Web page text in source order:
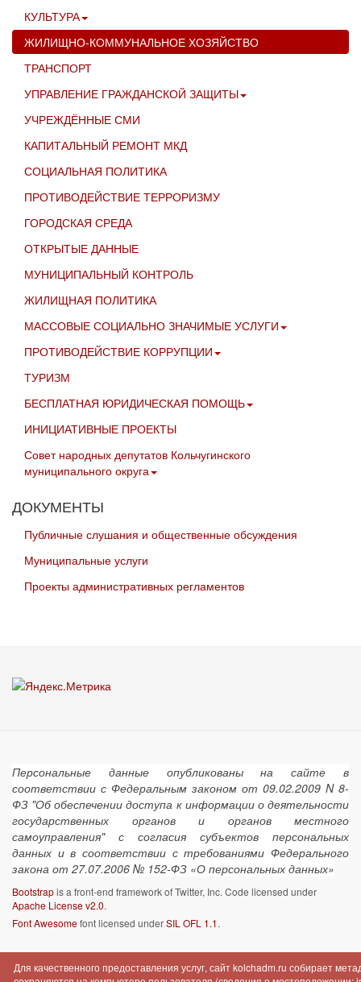
КУЛЬТУРА
ЖИЛИЩНО-КОММУНАЛЬНОЕ ХОЗЯЙСТВО
ТРАНСПОРТ
УПРАВЛЕНИЕ ГРАЖДАНСКОЙ ЗАЩИТЫ
УЧРЕЖДЁННЫЕ СМИ
КАПИТАЛЬНЫЙ РЕМОНТ МКД
СОЦИАЛЬНАЯ ПОЛИТИКА
ПРОТИВОДЕЙСТВИЕ ТЕРРОРИЗМУ
ГОРОДСКАЯ СРЕДА
ОТКРЫТЫЕ ДАННЫЕ
МУНИЦИПАЛЬНЫЙ КОНТРОЛЬ
ЖИЛИЩНАЯ ПОЛИТИКА
МАССОВЫЕ СОЦИАЛЬНО ЗНАЧИМЫЕ УСЛУГИ
ПРОТИВОДЕЙСТВИЕ КОРРУПЦИИ
ТУРИЗМ
БЕСПЛАТНАЯ ЮРИДИЧЕСКАЯ ПОМОЩЬ
ИНИЦИАТИВНЫЕ ПРОЕКТЫ
Совет народных депутатов Кольчугинского
муниципального округа
ДОКУМЕНТЫ
Публичные слушания и общественные обсуждения
Муниципальные услуги
Проекты административных регламентов
Персональные данные опубликованы на сайте в
соответствии с Федеральным законом от 09.02.2009 N 8-
ФЗ "Об обеспечении доступа к информации о деятельности
государственных органов и органов местного
самоуправления" с согласия субъектов персональных
данных и в соответствии с требованиями Федерального
закона от 27.07.2006 № 152-ФЗ «О персональных данных»
Bootstrapis a front-end framework of Twitter, Inc. Code licensed under
Apache License v2.0.
Font Awesomefont licensed underSIL OFL 1.1.
Для качественного предоставления услуг, сайт kolchadm.ru собирает